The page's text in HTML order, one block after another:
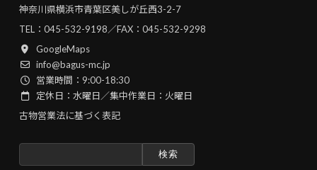
神奈川県横浜市青葉区美しが丘西3-2-7
TEL： 045-532-9198／FAX：045-532-9298
GoogleMaps
info@bagus-mc.jp
営業時間：9:00-18:30
定休日：水曜日／集中作業日：火曜日
古物営業法に基づく表記